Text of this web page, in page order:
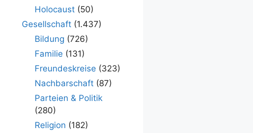
Holocaust(50)
Gesellschaft (1.437)
Bildung (726)
Familie (131)
Freundeskreise (323)
Nachbarschaft(87)
Parteien & Politik
(280)
Religion (182)